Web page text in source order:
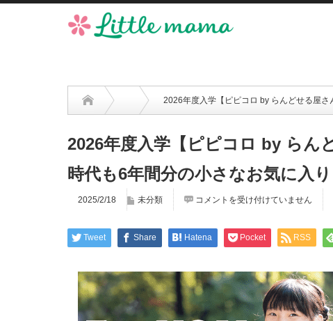
2026年度入学【ピピコロ by らんどせる屋
2026年度入学【ピピコロ by らん
時代も6年間分の小さなお気に入
2025/2/18 未分類 コメントを受け付けていません
Tweet Share Hatena Pocket RSS